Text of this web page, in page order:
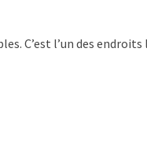
C’est l’un des